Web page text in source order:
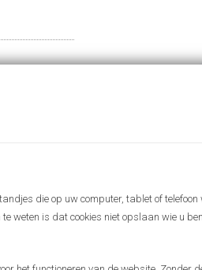
die op uw computer, tablet of
weten is dat cookies niet opslaan wie u